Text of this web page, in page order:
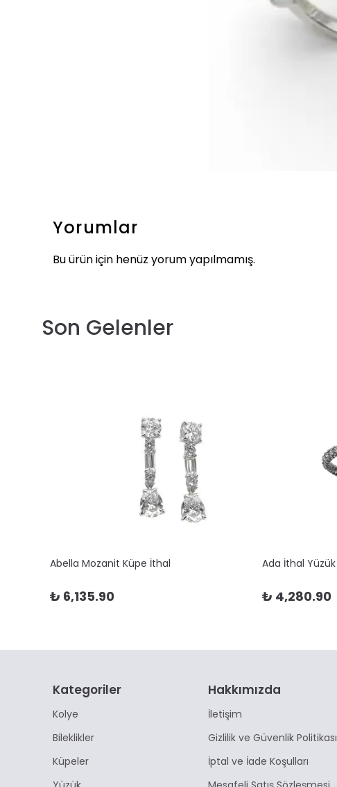
Yorumlar
Bu ürün için henüz yorum yapılmamış.
Son Gelenler
Abella Mozanit Küpe İthal
₺ 6,135.90
Ada İthal Yüzük
₺ 4,280.90
Kategoriler
Kolye
Bileklikler
Küpeler
Hakkımızda
İletişim
Gizlilik ve Güvenlik Politikası
İptal ve İade Koşulları